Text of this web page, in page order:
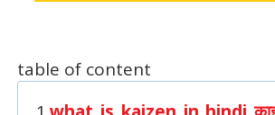
table of content